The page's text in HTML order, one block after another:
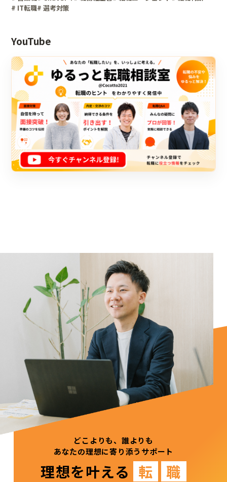
# IT転職# 選考対策
YouTube
どこよりも、誰よりも
あなたの理想に寄り添うサポート
理想を叶える 転 職